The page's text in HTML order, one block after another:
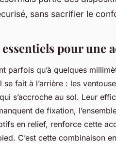
sans sacrifier le
pour une
parfois qu’à quelques
se fait à l’arrière : les
s’accroche au sol. Leur
de fixation,
en relief, renforce cette
C’est cette combinaison